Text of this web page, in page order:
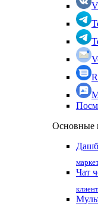
Основные
Чат